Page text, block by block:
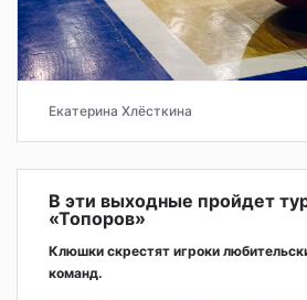
Екатерина Хлёсткина
В эти выходные пройдет
«Топоров»
Клюшки скрестят игроки
команд.